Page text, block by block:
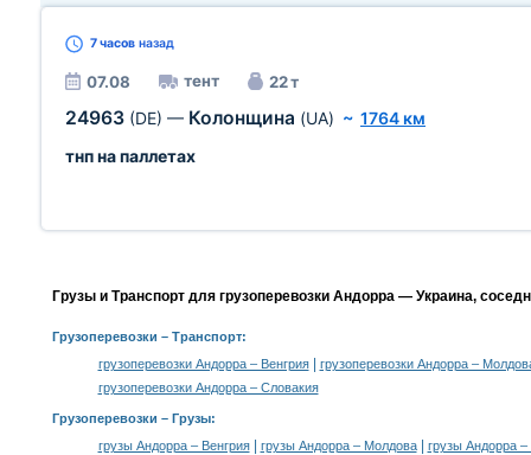
7 часов назад
07.08 тент 22 т
24963 (DE) — Колонщина (UA) ~ 1764 км
тнп на паллетах
Грузы и Транспорт для грузоперевозки Андорра — Украина,
Грузоперевозки – Транспорт:
грузоперевозки Андорра – Венгрия|
грузоперевозки Андорра –
грузоперевозки Андорра – Словакия
Грузоперевозки – Грузы:
грузы Андорра – Венгрия| грузы Андорра – Молдова| грузы Андорра